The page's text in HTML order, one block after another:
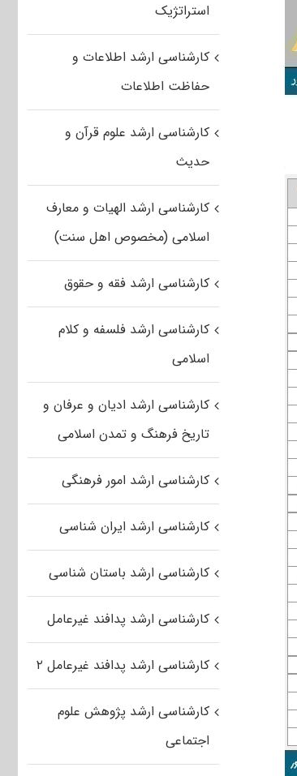
استراتژیک
کارشناسی ارشد اطلاعات و
حفاظت اطلاعات
کارشناسی ارشد علوم قرآن و
حدیث
کارشناسی ارشد الهیات و معارف
اسلامی (مخصوص اهل سنت)
کارشناسی ارشد فقه و حقوق
کارشناسی ارشد فلسفه و کلام
اسلامی
کارشناسی ارشد ادیان و عرفان و
تاریخ فرهنگ و تمدن اسلامی
کارشناسی ارشد امور فرهنگی
کارشناسی ارشد ایران شناسی
کارشناسی ارشد باستان شناسی
کارشناسی ارشد پدافند غیرعامل
کارشناسی ارشد پدافند غیرعامل ۲
کارشناسی ارشد پژوهش علوم
اجتماعی